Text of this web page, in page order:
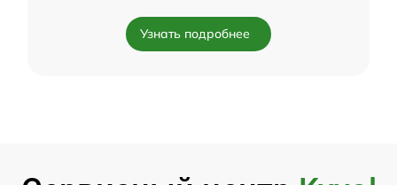
Узнать подробнее